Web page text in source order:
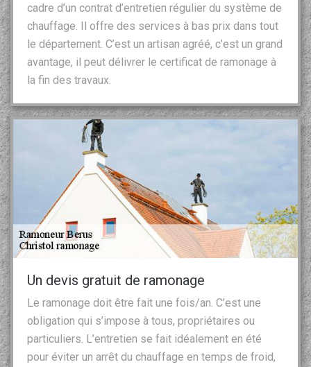
cadre d’un contrat d’entretien régulier du système de
chauffage. Il offre des services à bas prix dans tout
le département. C’est un artisan agréé, c’est un grand
avantage, il peut délivrer le certificat de ramonage à
la fin des travaux.
Un devis gratuit de ramonage
Le ramonage doit être fait une fois/an. C’est une
obligation qui s’impose à tous, propriétaires ou
particuliers. L’entretien se fait idéalement en été
pour éviter un arrêt du chauffage en temps de froid,